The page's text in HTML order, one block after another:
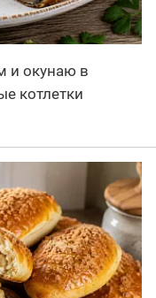
и окунаю в
котлетки